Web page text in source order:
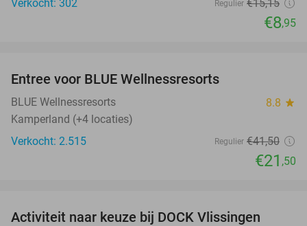
Verkocht: 302
Regulier €15,15
€8,95
Entree voor BLUE Wellnessresorts
BLUE Wellnessresorts 8.8 star
Kamperland (+4 locaties)
Verkocht: 2.515
Regulier €41,50
€21 ,50
Activiteit naar keuze bij DOCK Vlissingen